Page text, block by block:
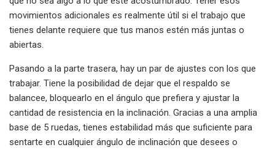
movimientos adicionales es realmente útil si el trabajo que
tienes delante requiere que tus manos estén más juntas o
abiertas.
Pasando a la parte trasera, hay un par de ajustes con los que
trabajar. Tiene la posibilidad de dejar que el respaldo se
balancee, bloquearlo en el ángulo que prefiera y ajustar la
cantidad de resistencia en la inclinación. Gracias a una amplia
base de 5 ruedas, tienes estabilidad más que suficiente para
sentarte en cualquier ángulo de inclinación que desees o